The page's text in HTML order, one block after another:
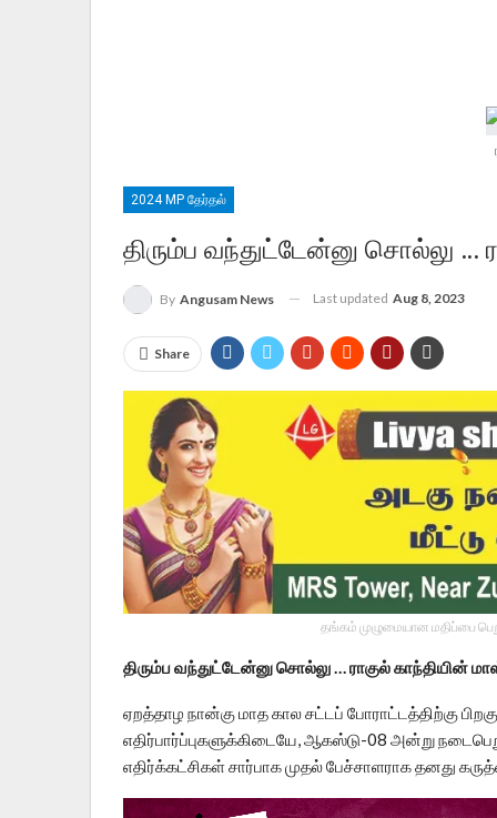
2024 MP தேர்தல்
திரும்ப வந்துட்டேன்னு சொல்லு …
By Angusam News Last updated Aug 8, 2023
Share
தங்கம் முழுமையான மதிப்பை
திரும்ப வந்துட்டேன்னு சொல்லு … ராகுல் காந்தியின்
ஏறத்தாழ நான்கு மாத கால சட்டப் போராட்டத்திற்கு
எதிர்பார்ப்புகளுக்கிடையே, ஆகஸ்டு-08 அன்று
எதிர்க்கட்சிகள் சார்பாக முதல் பேச்சாளராக தனது